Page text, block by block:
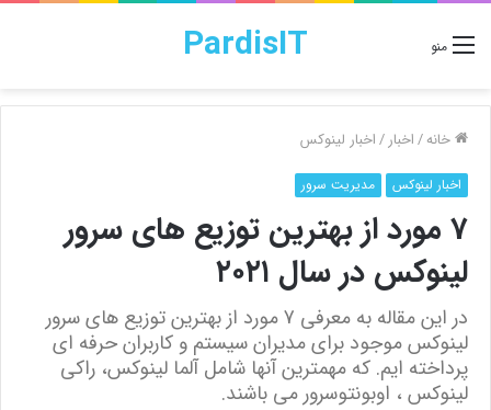
PardisIT منو
خانه/اخبار /اخبار لینوکس
اخبار لینوکس مدیریت سرور
7 مورد از بهترین توزیع های سرور
لینوکس در سال ۲۰۲۱
در این مقاله به معرفی 7 مورد از بهترین توزیع های سرور
لینوکس موجود برای مدیران سیستم و کاربران حرفه ای
پرداخته ایم. که مهمترین آنها شامل آلما لینوکس، راکی
لینوکس ، اوبونتوسرور می باشند.